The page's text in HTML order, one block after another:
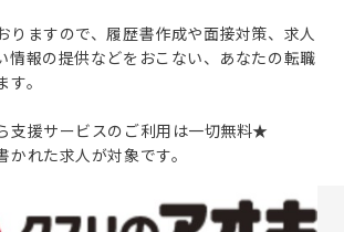
りますので、履歴書作成や面接対策、求人
情報の提供などをおこない、あなたの転職
。
支援サービスのご利用は一切無料★
れた求人が対象です。